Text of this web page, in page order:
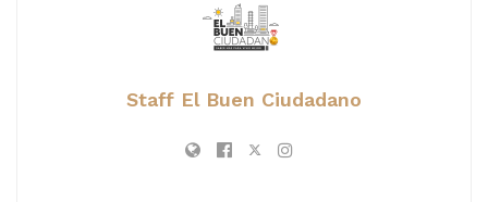
Staff El Buen Ciudadano